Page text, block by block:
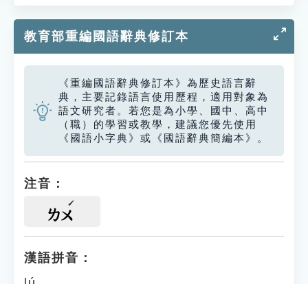
教育部重編國語辭典修訂本
《重編國語辭典修訂本》為歷史語言辭
典，主要記錄語言使用歷程，適用對象為
語文研究者。若您是為小學、國中、高中
（職）的學習或教學，建議您優先使用
《國語小字典》或《國語辭典簡編本》。
注音：
ㄌㄨ
漢語拼音：